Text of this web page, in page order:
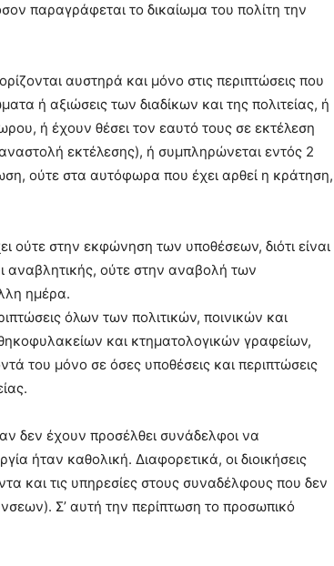
παραγράφεται το δικαίωμα του πολίτη την
αυστηρά και μόνο στις περιπτώσεις που
ή αξιώσεις των διαδίκων και της πολιτείας, ή
ή έχουν θέσει τον εαυτό τους σε εκτέλεση
εκτέλεσης), ή συμπληρώνεται εντός 2
ούτε στα αυτόφωρα που έχει αρθεί η κράτηση,
στην εκφώνηση των υποθέσεων, διότι είναι
αναβλητικής, ούτε στην αναβολή των
ημέρα.
όλων των πολιτικών, ποινικών και
και κτηματολογικών γραφείων,
του μόνο σε όσες υποθέσεις και περιπτώσεις
δεν έχουν προσέλθει συνάδελφοι να
ήταν καθολική. Διαφορετικά, οι διοικήσεις
και τις υπηρεσίες στους συναδέλφους που δεν
Σ’ αυτή την περίπτωση το προσωπικό